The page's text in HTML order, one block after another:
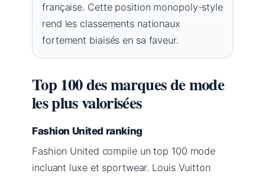
française. Cette position monopoly-style
rend les classements nationaux
fortement biaisés en sa faveur.
Top 100 des marques de mode
les plus valorisées
Fashion United ranking
Fashion United compile un top 100 mode
incluant luxe et sportwear. Louis Vuitton